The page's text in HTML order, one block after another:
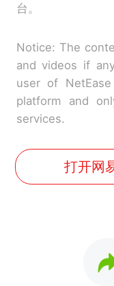
台。
Notice: The
and videos if
user of
platform and
services.
打开网